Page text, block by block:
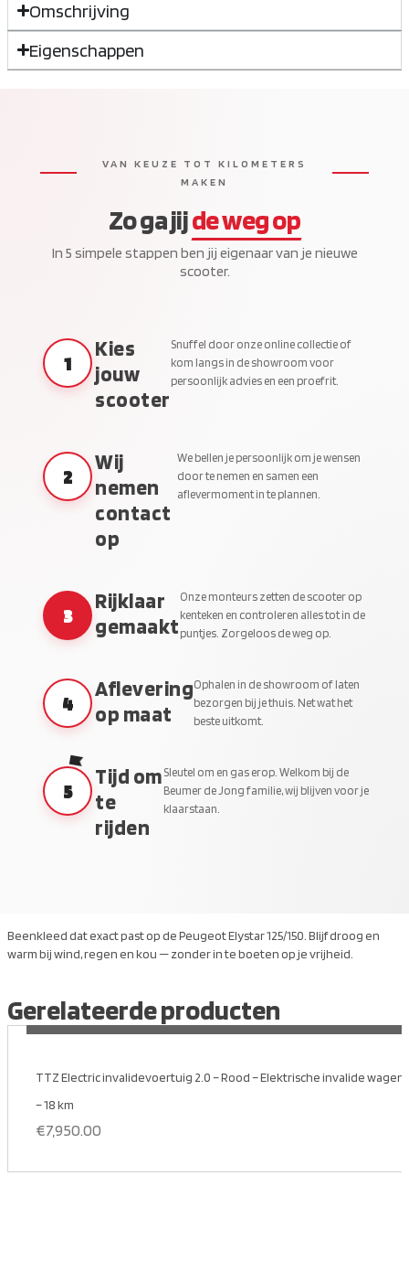
Omschrijving
Eigenschappen
VAN KEUZE TOT KILOMETERS
MAKEN
Zo ga jijde weg op
In 5 simpele stappen ben jij eigenaar van je nieuwe
scooter.
1
Kies
jouw
scooter
Snuffel door onze online collectie of
kom langs in de showroom voor
persoonlijk advies en een proefrit.
2
Wij
nemen
contact
op
We bellen je persoonlijk om je wensen
door te nemen en samen een
aflevermoment in te plannen.
3
Rijklaar
gemaakt
Onze monteurs zetten de scooter op
kenteken en controleren alles tot in de
puntjes. Zorgeloos de weg op.
4
Aflevering
op maat
Ophalen in de showroom of laten
bezorgen bij je thuis. Net wat het
beste uitkomt.
5
Tijd om
te
rijden
Sleutel om en gas erop. Welkom bij de
Beumer de Jong familie, wij blijven voor je
klaarstaan.
Beenkleed dat exact past op de Peugeot Elystar 125/150. Blijf droog en
warm bij wind, regen en kou — zonder in te boeten op je vrijheid.
Gerelateerde producten
TTZ Electric invalidevoertuig 2.0 – Rood – Elektrische invalide wagen
– 18 km
€7,950.00